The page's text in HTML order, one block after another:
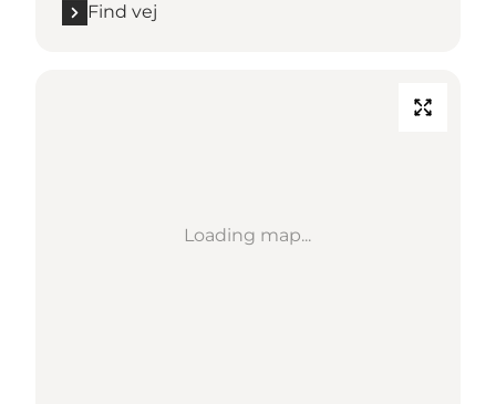
Find vej
Loading map...